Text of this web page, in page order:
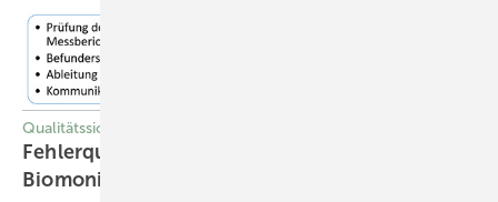
Qualitätssicherung
Fehlerquellen und Qualitätssicherung beim
Biomonitoring gemäß